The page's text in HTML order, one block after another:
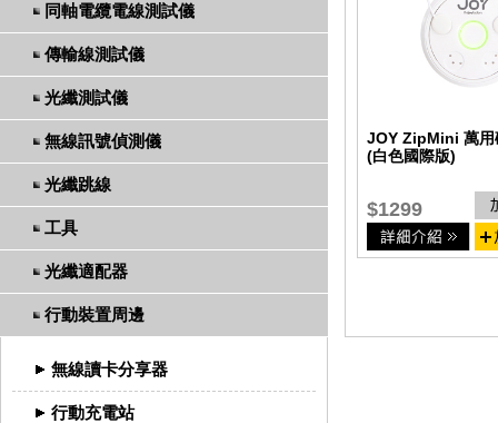
JOY ZipMini 萬用
(白色國際版)
$1299
同軸電纜電線測試儀
傳輸線測試儀
光纖測試儀
無線訊號偵測儀
光纖跳線
工具
光纖適配器
行動裝置周邊
無線讀卡分享器
行動充電站